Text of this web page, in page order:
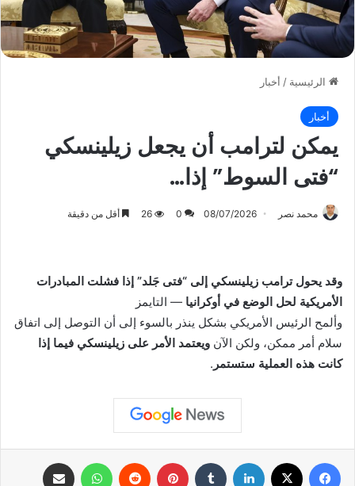
الرئيسية / أخبار
أخبار
يمكن لترامب أن يجعل زيلينسكي
“فتى السوط” إذا…
محمد نصر 08/07/2026
0
26 أقل من دقيقة
وقد يحول ترامب زيلينسكي إلى “فتى جَلد” إذا فشلت المبادرات
الأمريكية لحل الوضع في أوكرانيا — التايمز
وألمح الرئيس الأمريكي بشكل ينذر بالسوء إلى أن التوصل إلى اتفاق
سلام أمر ممكن، ولكن الآن ويعتمد الأمر على زيلينسكي فيما إذا
كانت هذه العملية ستستمر .
فيسبوك لينكدإن بينتيريست واتساب